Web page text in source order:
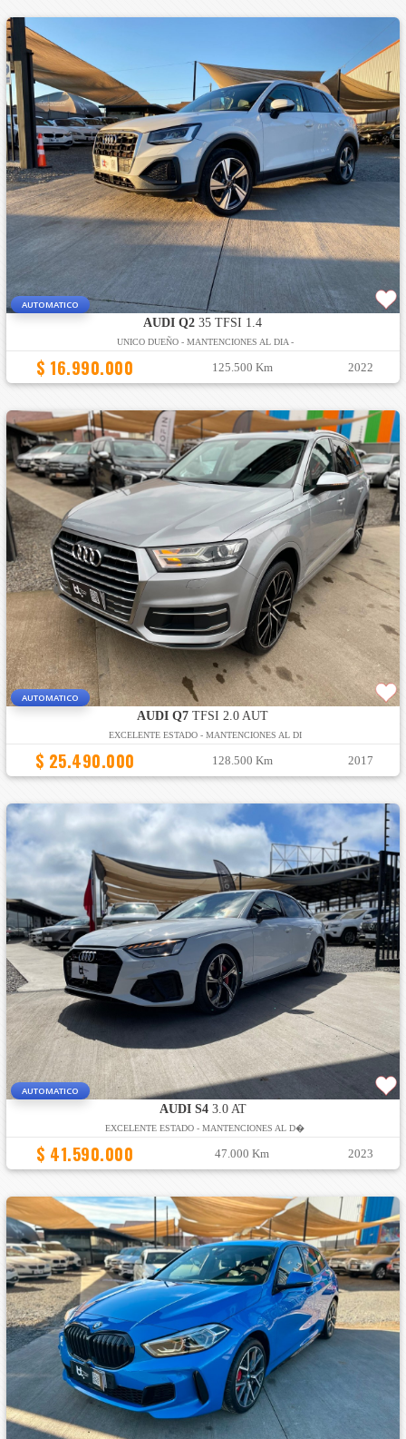
AUTOMATICO
AUDI Q2 35 TFSI 1.4
UNICO DUEÑO - MANTENCIONES AL DIA -
$ 16.990.000 125.500 Km 2022
AUTOMATICO
AUDI Q7 TFSI 2.0 AUT
EXCELENTE ESTADO - MANTENCIONES AL DI
$ 25.490.000 128.500 Km 2017
AUTOMATICO
AUDI S43.0 AT
EXCELENTE ESTADO - MANTENCIONES AL D�
$ 41.590.000 47.000 Km 2023